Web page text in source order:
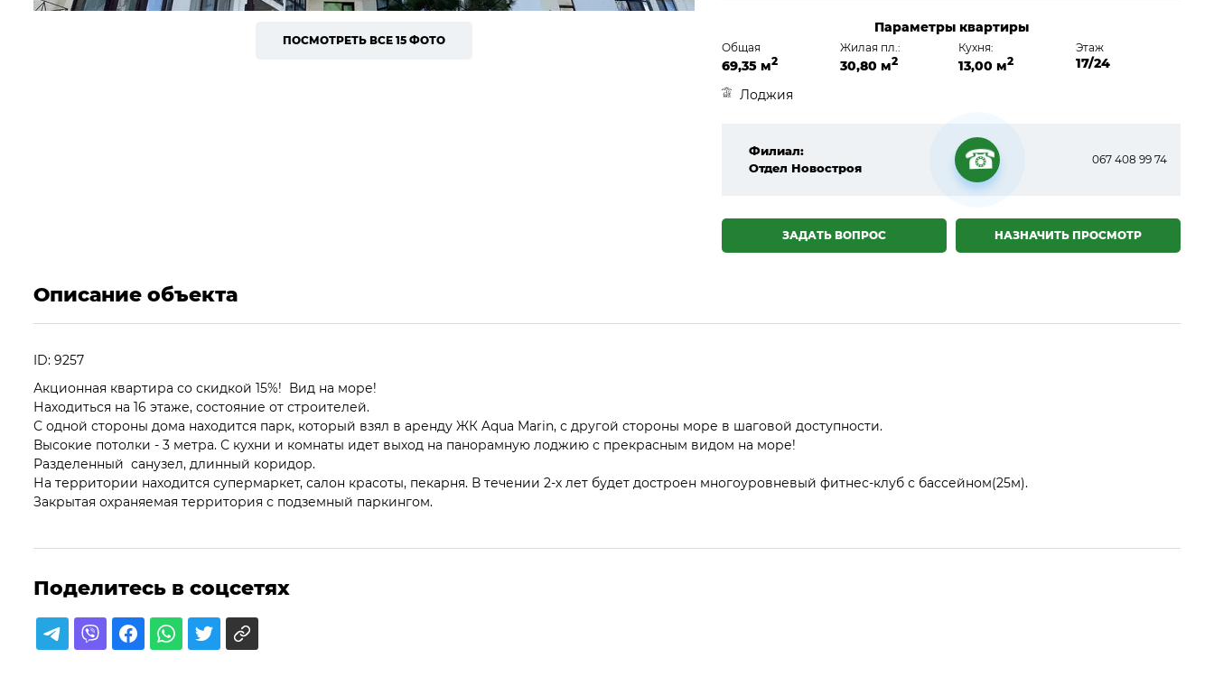
ПОСМОТРЕТЬ ВСЕ 15 ФОТО
Параметры квартиры
Общая
69,35 м2
Жилая пл.:
30,80 м2
Кухня:
13,00 м2
Этаж
17/24
Лоджия
Филиал:
Отдел Новостроя
☎
067 408 99 74
НАЗНАЧИТЬ ПРОСМОТР
ЗАДАТЬ ВОПРОС
Описание объекта
ID: 9257
Акционная квартира со скидкой 15%! Вид на море!
Находиться на 16 этаже, состояние от строителей.
С одной стороны дома находится парк, который взял в аренду ЖК Aqua Marin, с другой стороны море в шаговой доступности.
Высокие потолки - 3 метра. С кухни и комнаты идет выход на панорамную лоджию с прекрасным видом на море!
Разделенный санузел, длинный коридор.
На территории находится супермаркет, салон красоты, пекарня. В течении 2-х лет будет достроен многоуровневый фитнес-клуб с бассейном(25м).
Закрытая охраняемая территория с подземный паркингом.
Поделитесь в соцсетях